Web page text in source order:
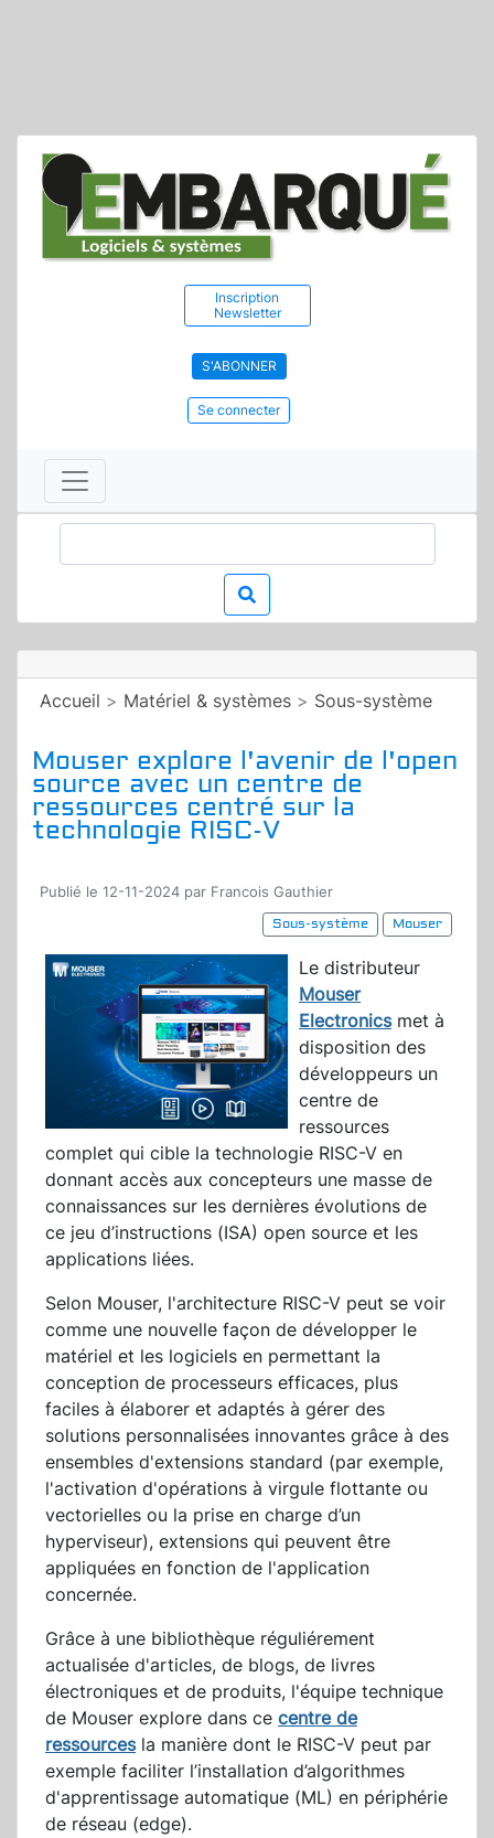
Inscription
Newsletter
S'ABONNER
Se connecter
Accueil > Matériel & systèmes > Sous-système
Mouser explore l'avenir de l'open
source avec un centre de
ressources centré sur la
technologie RISC-V
Publié le 12-11-2024 par Francois Gauthier
Sous-système
Mouser
Le distributeur
Mouser
Electronicsmet à
disposition des
développeurs un
centre de
ressources
complet qui cible la technologie RISC-V en
donnant accès aux concepteurs une masse de
connaissances sur les dernières évolutions de
ce jeu d’instructions (ISA) open source et les
applications liées.
Selon Mouser, l'architecture RISC-V peut se voir
comme une nouvelle façon de développer le
matériel et les logiciels en permettant la
conception de processeurs efficaces, plus
faciles à élaborer et adaptés à gérer des
solutions personnalisées innovantes grâce à des
ensembles d'extensions standard (par exemple,
l'activation d'opérations à virgule flottante ou
vectorielles ou la prise en charge d’un
hyperviseur), extensions qui peuvent être
appliquées en fonction de l'application
concernée.
Grâce à une bibliothèque réguliérement
actualisée d'articles, de blogs, de livres
électroniques et de produits, l'équipe technique
de Mouser explore dans ce centre de
ressourcesla manière dont le RISC-V peut par
exemple faciliter l’installation d’algorithmes
d'apprentissage automatique (ML) en périphérie
de réseau (edge).